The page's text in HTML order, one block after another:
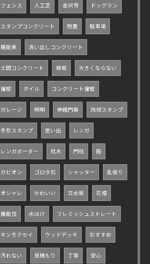
フェンス 人工芝 金沢市 ドッグラン
スタンプコンクリート 物置 駐車場
機能美 洗い出しコンクリート
土間コンクリート 植栽 大きくならない
擁壁 タイル コンクリート擁壁
ガレージ 照明 伸縮門扉 肉球スタンプ
手形スタンプ 思い出 レンガ
レンガボーダー 枕木 門柱 庭
ガビオン ゴロタ石 シャッター 乱張り
オシャレ かわいい 立水栓 花壇
機能性 水はけ フレミッシュストレート
キンモクセイ ウッドデッキ おすすめ
汚れない 見積もり 丁寧 安心